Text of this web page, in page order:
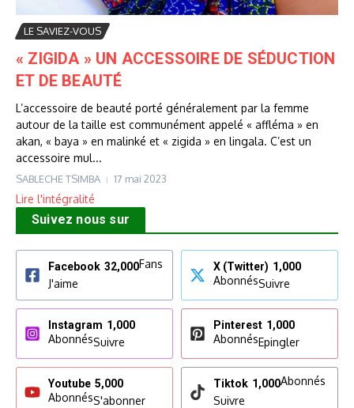
LE SAVIEZ-VOUS
« ZIGIDA » UN ACCESSOIRE DE SÉDUCTION
ET DE BEAUTÉ
L’accessoire de beauté porté généralement par la femme
autour de la taille est communément appelé « affléma » en
akan, « baya » en malinké et « zigida » en lingala. C’est un
accessoire mul...
SABLECHE TSIMBA 17 mai 2023
Lire l'intégralité
Suivez nous sur
Facebook 32,000Fans
J'aime
X (Twitter) 1,000
AbonnésSuivre
Instagram 1,000
AbonnésSuivre
Pinterest 1,000
AbonnésEpingler
Youtube 5,000
AbonnésS'abonner
Tiktok 1,000Abonnés
Suivre